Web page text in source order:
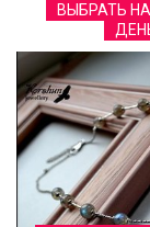
ВЫБРАТЬ